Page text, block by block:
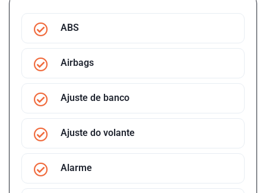
ABS
Airbags
Ajuste de banco
Ajuste do volante
Alarme